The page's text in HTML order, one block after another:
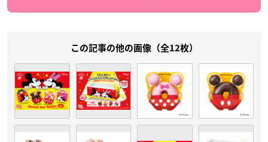
この記事の他の画像（全12枚）